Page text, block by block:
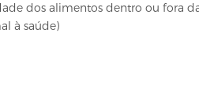
dos alimentos dentro ou fora
à saúde)